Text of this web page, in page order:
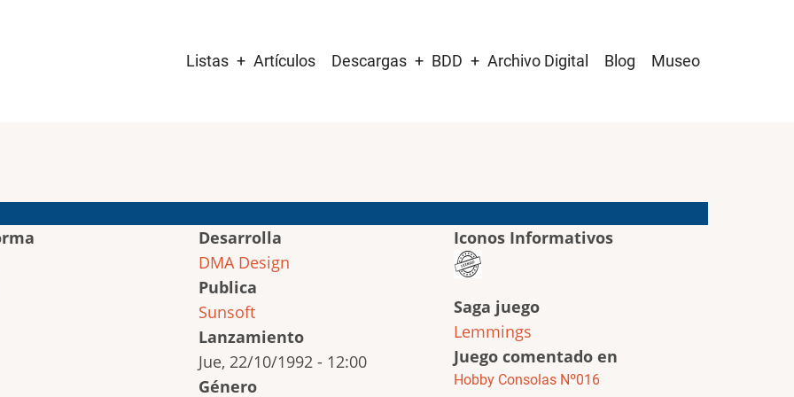
navigation
Listas Artículos Descargas BDD Archivo Digital Blog Museo
Desarrolla
DMA Design
Publica
Sunsoft
Lanzamiento
Jue, 22/10/1992 - 12:00
Género
Iconos Informativos
Saga juego
Lemmings
Juego comentado en
Hobby Consolas Nº016